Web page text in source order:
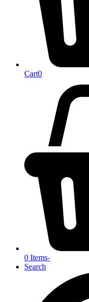
Cart0
0 Items-
Search